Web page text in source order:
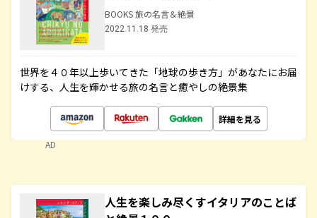
BOOKS 旅の名言＆絶景
2022.11.18 発売
世界を４０年以上歩いてきた「地球の歩き方」があなたにお届
けする、人生を輝かせる旅の名言と癒やしの絶景集
詳細を見る
AD
人生を楽しみ尽くすイタリアのことば